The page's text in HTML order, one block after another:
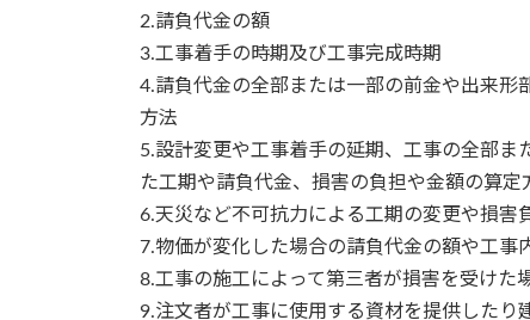
2.請負代金の額
3.工事着手の時期及び工事完成時期
4.請負代金の全部または一部の前金や出来形
方法
5.設計変更や工事着手の延期、工事の全部ま
た工期や請負代金、損害の負担や金額の算定
6.天災など不可抗力による工期の変更や損害
7.物価が変化した場合の請負代金の額や工事
8.工事の施工によって第三者が損害を受けた
9.注文者が工事に使用する資材を提供した